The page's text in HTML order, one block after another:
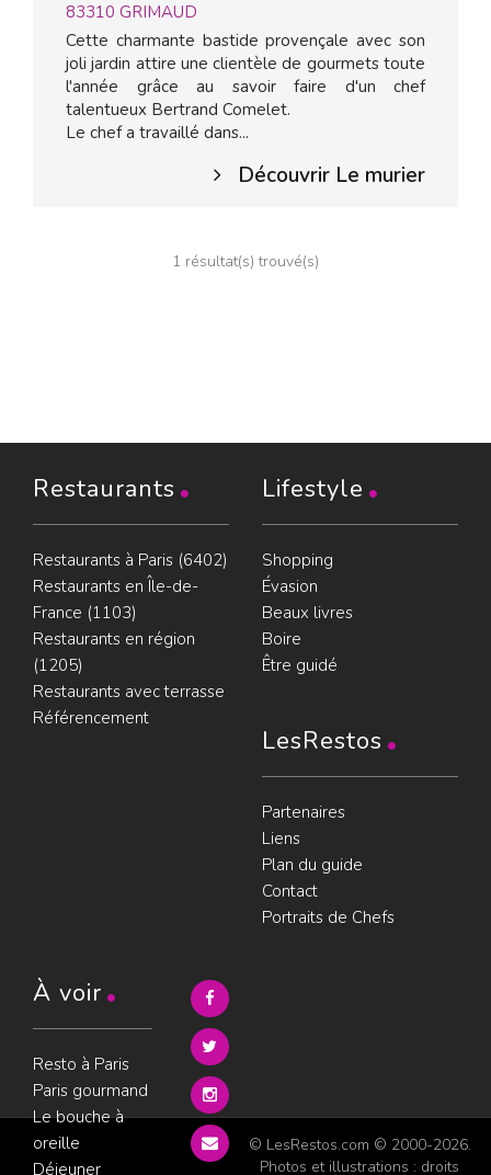
83310 GRIMAUD
Cette charmante bastide provençale avec son
joli jardin attire une clientèle de gourmets toute
l'année grâce au savoir faire d'un chef
talentueux Bertrand Comelet.
Le chef a travaillé dans...
Découvrir Le murier
1 résultat(s) trouvé(s)
Restaurants
Restaurants à Paris (6402)
Restaurants en Île-de-
France (1103)
Restaurants en région
(1205)
Restaurants avec terrasse
Référencement
Lifestyle
Shopping
Évasion
Beaux livres
Boire
Être guidé
LesRestos
Partenaires
Liens
Plan du guide
Contact
Portraits de Chefs
À voir
Resto à Paris
Paris gourmand
Le bouche à
oreille
Déjeuner
© LesRestos.com © 2000-2026.
Photos et illustrations : droits